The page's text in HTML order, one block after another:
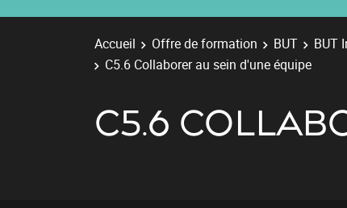
Accueil Offre de formation BUT BUT
C5.6 Collaborer au sein d'une équipe
C5.6